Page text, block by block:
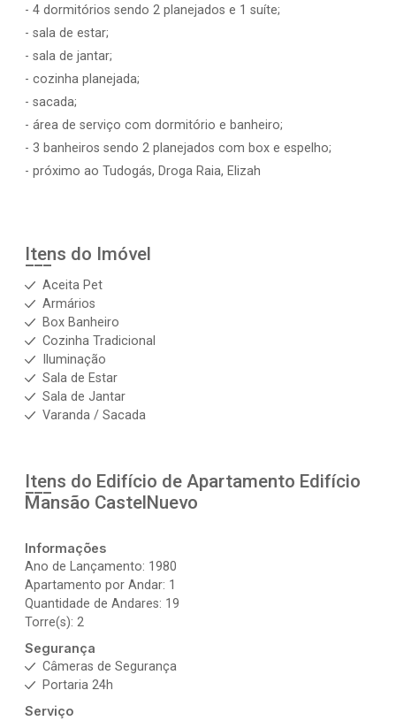
- 4 dormitórios sendo 2 planejados e 1 suíte;
- sala de estar;
- sala de jantar;
- cozinha planejada;
- sacada;
- área de serviço com dormitório e banheiro;
- 3 banheiros sendo 2 planejados com box e espelho;
- próximo ao Tudogás, Droga Raia, Elizah
Itens do Imóvel
Aceita Pet
Armários
Box Banheiro
Cozinha Tradicional
Iluminação
Sala de Estar
Sala de Jantar
Varanda / Sacada
Itens do Edifício de Apartamento Edifício
Mansão CastelNuevo
Informações
Ano de Lançamento: 1980
Apartamento por Andar: 1
Quantidade de Andares: 19
Torre(s): 2
Segurança
Câmeras de Segurança
Portaria 24h
Serviço